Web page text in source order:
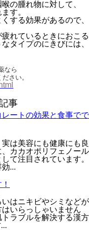
の腫れ物に対して、
す。
する効果があるので、
れているときにおこる
タイプのにきびには、
なら
さい。
事
ートの効果と食事でで
は美容にも健康にも良
カカオポリフェノール
て注目されています。
...
はニキビやシミなどが
いらっしゃいません
ラブルを解決する漢方